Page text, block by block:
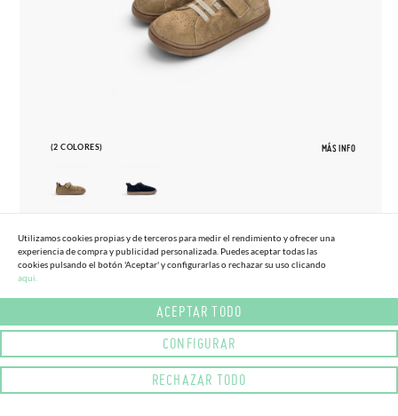
(2 COLORES) MÁS INFO
27 33
ZAPATILLAS BLANDITOS SERRAJE
Utilizamos cookies propias y de terceros para medir el rendimiento y ofrecer una
experiencia de compra y publicidad personalizada. Puedes aceptar todas las
cookies pulsando el botón 'Aceptar' y configurarlas o rechazar su uso clicando
aqui.
ACEPTAR TODO
CONFIGURAR
RECHAZAR TODO